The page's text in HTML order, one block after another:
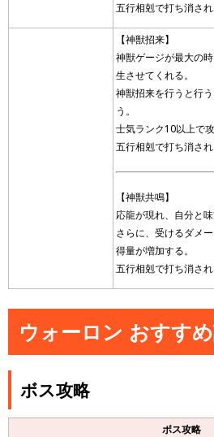
五行相剋で打ち消され
【神獣招来】
神獣ゲージが最大の
生させてくれる。
神獣招来を行うと行
う。
士気ランク10以上で
五行相剋で打ち消され
【神獣共鳴】
応龍が現れ、自分と
さらに、受けるダメ
得量が増加する。
五行相剋で打ち消され
ウォーロン おすす
ボス攻略
ボス攻略